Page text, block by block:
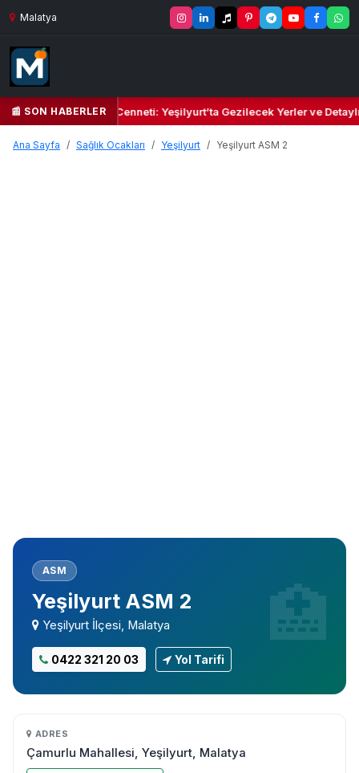
Malatya
📰 SON HABERLER
Yeşil Kalbi ve Kültür Cenneti: Yeşilyurt’ta Gezilecek Yerler ve Detaylı
Ana Sayfa Sağlık Ocakları Yeşilyurt Yeşilyurt ASM 2
ASM
Yeşilyurt ASM 2
Yeşilyurt İlçesi, Malatya
0422 321 20 03 Yol Tarifi
ADRES
Çamurlu Mahallesi, Yeşilyurt, Malatya